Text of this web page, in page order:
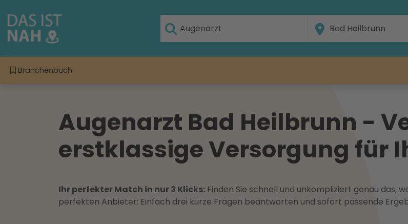
Branchenbuch
Augenarzt Bad Heilbrunn -
erstklassige Versorgung für
Ihr perfekter Match in nur 3 Klicks: Finden Sie schnell und unkompliziert genau das,
perfekten Anbieter: Einfach drei kurze Fragen beantworten und sofort passende